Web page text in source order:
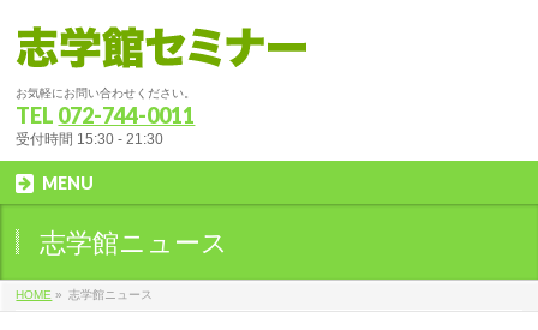
お気軽にお問い合わせください。
TEL 072-744-0011
受付時間 15:30 - 21:30
MENU
志学館ニュース
HOME » 志学館ニュース